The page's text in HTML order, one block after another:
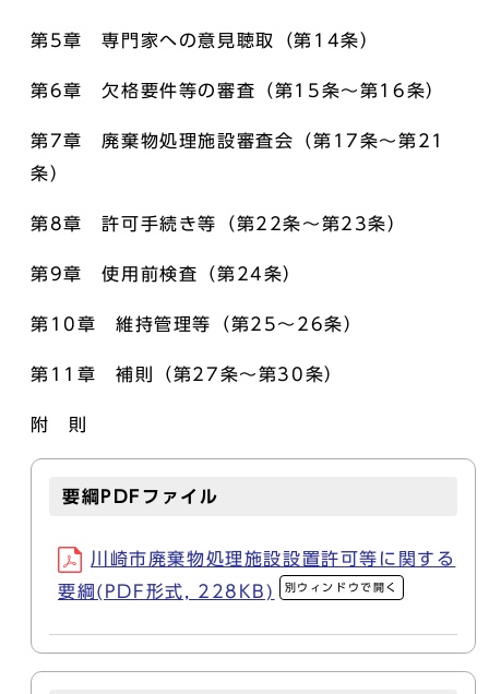
第5章 専門家への意見聴取（第14条）
第6章 欠格要件等の審査（第15条～第16条）
第7章 廃棄物処理施設審査会（第17条～第21
条）
第8章 許可手続き等（第22条～第23条）
第9章 使用前検査（第24条）
第10章 維持管理等（第25～26条）
第11章 補則（第27条～第30条）
附 則
要綱PDFファイル
川崎市廃棄物処理施設設置許可等に関する
要綱(PDF形式, 228KB)
別ウィンドウで開く